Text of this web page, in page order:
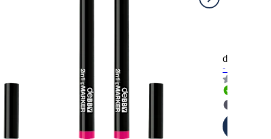
deBBY
- n. 06,